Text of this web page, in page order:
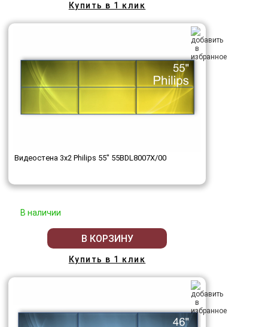
Купить в 1 клик
Видеостена 3x2 Philips 55" 55BDL8007X/00
В наличии
В КОРЗИНУ
Купить в 1 клик